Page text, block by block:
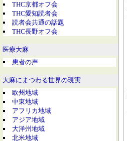
THC京都オフ会
THC愛知読者会
読者会共通の話題
THC長野オフ会
医療大麻
患者の声
大麻にまつわる世界の現実
欧州地域
中東地域
アフリカ地域
アジア地域
大洋州地域
北米地域